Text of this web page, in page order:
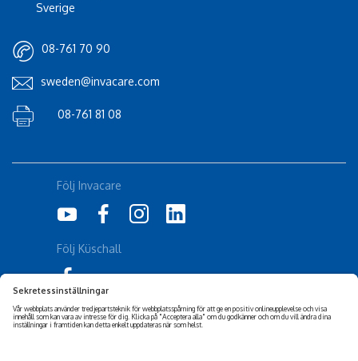
Sverige
08-761 70 90
sweden@invacare.com
08-761 81 08
Följ Invacare
Följ Küschall